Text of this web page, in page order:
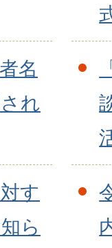
名
れ
す
ら